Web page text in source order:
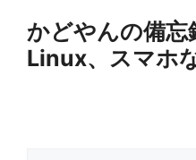
かどやんの備忘
Linux、スマホ